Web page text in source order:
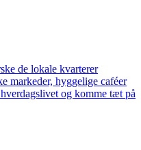
de lokale kvarterer
markeder, hyggelige caféer
og komme tæt på